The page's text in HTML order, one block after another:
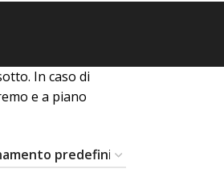
In caso di
e a piano